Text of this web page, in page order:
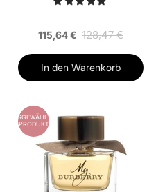
115,64 € 128,47 €
In den Warenkorb
AUSGEWÄHLTES
PRODUKT